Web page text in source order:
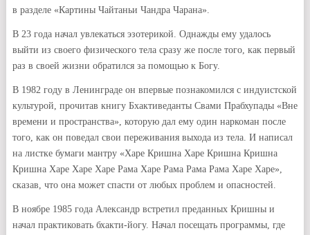
в разделе «Картины Чайтаньи Чандра Чарана».
В 23 года начал увлекаться эзотерикой. Однажды ему удалось
выйти из своего физического тела сразу же после того, как первый
раз в своей жизни обратился за помощью к Богу.
В 1982 году в Ленинграде он впервые познакомился с индуистской
культурой, прочитав книгу Бхактиведанты Свами Прабхупады «Вне
времени и пространства», которую дал ему один наркоман после
того, как он поведал свои переживания выхода из тела. И написал
на листке бумаги мантру «Харе Кришна Харе Кришна Кришна
Кришна Харе Харе Харе Рама Харе Рама Рама Рама Харе Харе»,
сказав, что она может спасти от любых проблем и опасностей.
В ноябре 1985 года Александр встретил преданных Кришны и
начал практиковать бхакти-йогу. Начал посещать программы, где